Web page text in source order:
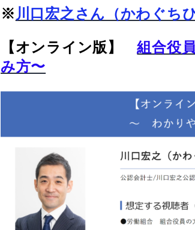
※ 川口宏之さん（かわぐち
【オンライン版】組合役
み方〜